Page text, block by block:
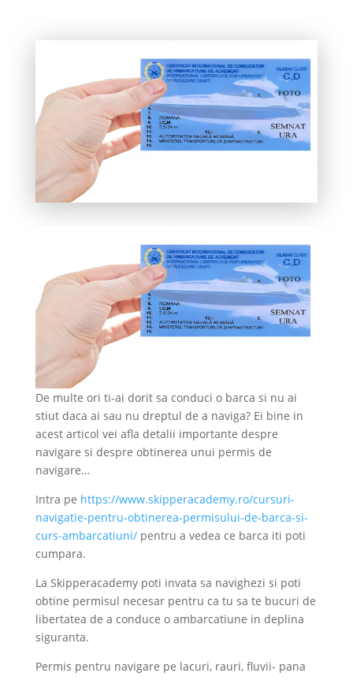
De multe ori ti-ai dorit sa conduci o barca si nu ai
stiut daca ai sau nu dreptul de a naviga? Ei bine in
acest articol vei afla detalii importante despre
navigare si despre obtinerea unui permis de
navigare…
Intra pe https://www.skipperacademy.ro/cursuri-
navigatie-pentru-obtinerea-permisului-de-barca-si-
curs-ambarcatiuni/pentru a vedea ce barca iti poti
cumpara.
La Skipperacademy poti invata sa navighezi si poti
obtine permisul necesar pentru ca tu sa te bucuri de
libertatea de a conduce o ambarcatiune in deplina
siguranta.
Permis pentru navigare pe lacuri, rauri, fluvii- pana